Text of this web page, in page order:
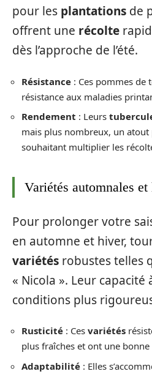
pour les plantations de
offrent une récolte
dès l’approche de l’été.
Résistance : Ces pommes
résistance aux maladies
Rendement : Leurs
mais plus nombreux, un
souhaitant multiplier les
Variétés automnales
Pour prolonger votre
en automne et hiver,
variétés robustes telles
« Nicola ». Leur
conditions plus
Rusticité : Ces variétés
plus fraîches et ont une
Adaptabilité : Elles